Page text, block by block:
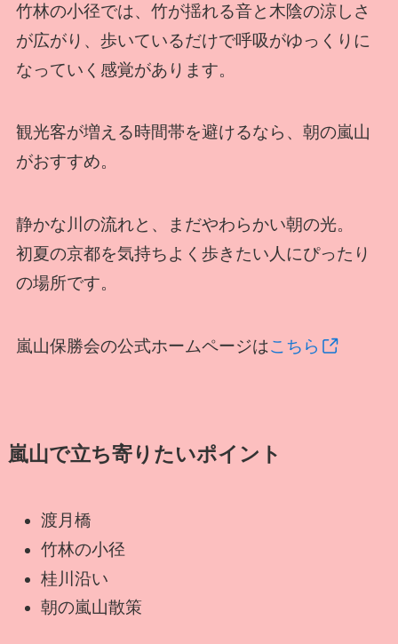
竹林の小径では、竹が揺れる音と木陰の涼しさ
が広がり、歩いているだけで呼吸がゆっくりに
なっていく感覚があります。
観光客が増える時間帯を避けるなら、朝の嵐山
がおすすめ。
静かな川の流れと、まだやわらかい朝の光。
初夏の京都を気持ちよく歩きたい人にぴったり
の場所です。
嵐山保勝会の公式ホームページはこちら
嵐山で立ち寄りたいポイント
渡月橋
竹林の小径
桂川沿い
朝の嵐山散策